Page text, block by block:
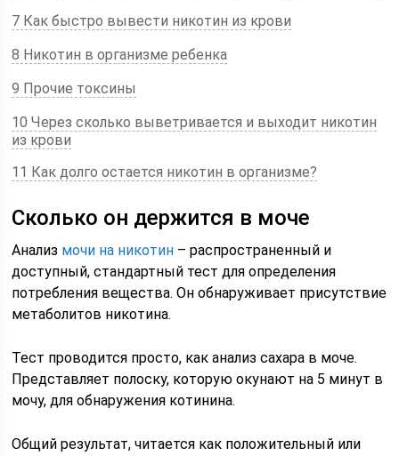
7 Как быстро вывести никотин из крови
8 Никотин в организме ребенка
9 Прочие токсины
10 Через сколько выветривается и выходит никотин
из крови
11 Как долго остается никотин в организме?
Сколько он держится в моче
Анализ мочи на никотин – распространенный и
доступный, стандартный тест для определения
потребления вещества. Он обнаруживает присутствие
метаболитов никотина.
Тест проводится просто, как анализ сахара в моче.
Представляет полоску, которую окунают на 5 минут в
мочу, для обнаружения котинина.
Общий результат, читается как положительный или